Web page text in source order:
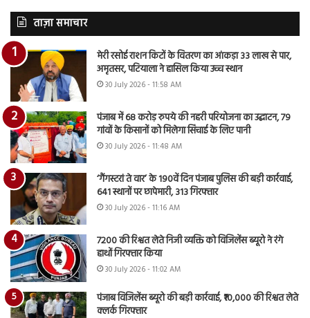
ताज़ा समाचार
मेरी रसोई राशन किटों के वितरण का आंकड़ा 33 लाख से पार,
अमृतसर, पटियाला ने हासिल किया उच्च स्थान
30 July 2026 - 11:58 AM
पंजाब में 68 करोड़ रुपये की नहरी परियोजना का उद्घाटन, 79
गांवों के किसानों को मिलेगा सिंचाई के लिए पानी
30 July 2026 - 11:48 AM
‘गैंगस्टरां ते वार’ के 190वें दिन पंजाब पुलिस की बड़ी कार्रवाई,
641 स्थानों पर छापेमारी, 313 गिरफ्तार
30 July 2026 - 11:16 AM
7200 की रिश्वत लेते निजी व्यक्ति को विजिलेंस ब्यूरो ने रंगे
हाथों गिरफ्तार किया
30 July 2026 - 11:02 AM
पंजाब विजिलेंस ब्यूरो की बड़ी कार्रवाई, ₹10,000 की रिश्वत लेते
क्लर्क गिरफ्तार